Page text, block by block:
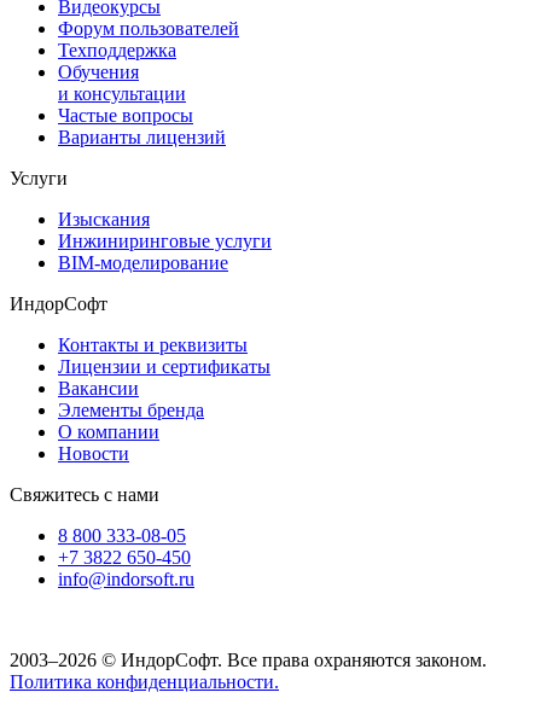
Видеокурсы
Форум пользователей
Техподдержка
Обучения
и консультации
Частые вопросы
Варианты лицензий
Услуги
Изыскания
Инжиниринговые услуги
BIM-моделирование
ИндорСофт
Контакты и реквизиты
Лицензии и сертификаты
Вакансии
Элементы бренда
О компании
Новости
Свяжитесь с нами
8 800 333-08-05
+7 3822 650-450
info@indorsoft.ru
2003–2026 © ИндорСофт. Все права охраняются законом.
Политика конфиденциальности.